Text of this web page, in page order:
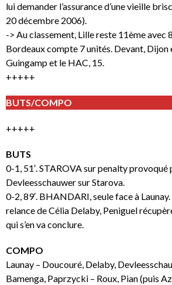
lui demander l’assurance d’une vieille
20 décembre 2006).
-> Au classement, Lille reste 11ème avec
Bordeaux compte 7 unités. Devant, Dijon
Guingamp et le HAC, 15.
+++++
BUTS/COMPO
+++++
BUTS
0-1, 51′. STAROVA sur penalty provoqué
Devleesschauwer sur Starova.
0-2, 89′. BHANDARI, seule face à
relance de Célia Delaby, Peniguel
qui s’en va conclure.
COMPO
Launay – Doucouré, Delaby,
Bamenga, Paprzycki – Roux, Pian (puis